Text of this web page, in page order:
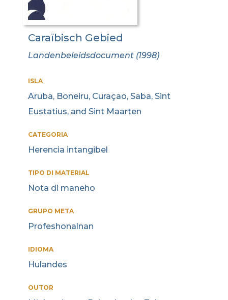
Caraïbisch Gebied
Landenbeleidsdocument (1998)
ISLA
Aruba, Boneiru, Curaçao, Saba, Sint
Eustatius, and Sint Maarten
CATEGORIA
Herencia intangibel
TIPO DI MATERIAL
Nota di maneho
GRUPO META
Profeshonalnan
IDIOMA
Hulandes
OUTOR